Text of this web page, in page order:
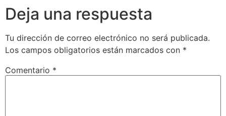
Deja una respuesta
Tu dirección de correo electrónico no será publicada.
Los campos obligatorios están marcados con *
Comentario *